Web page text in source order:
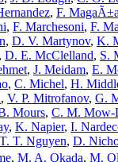
, F.
, F. Marchesoni, F.
, D. V. Martynov, K.
D. E. McClelland, S.
, J. Meidam, E.
, C. Michel, H.
, V. P. Mitrofanov, G.
Mours, C. M. Mow-
, K. Napier, I.
T. T. Nguyen, D.
, M. A. Okada, M.